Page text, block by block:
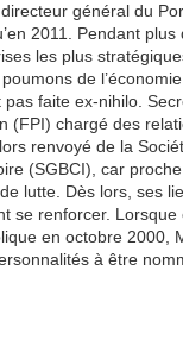
général du
2011. Pendant plus
les plus
poumons de
pas faite ex-nihilo.
(FPI) chargé des
renvoyé de la
(SGBCI), car
lutte. Dès lors, ses
se renforcer.
en octobre 2000,
à être